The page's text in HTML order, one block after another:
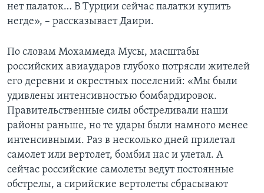
нет палаток… В Турции сейчас палатки купить
негде», – рассказывает Даири.
По словам Мохаммеда Мусы, масштабы
российских авиаударов глубоко потрясли жителей
его деревни и окрестных поселений: «Мы были
удивлены интенсивностью бомбардировок.
Правительственные силы обстреливали наши
районы раньше, но те удары были намного менее
интенсивными. Раз в несколько дней прилетал
самолет или вертолет, бомбил нас и улетал. А
сейчас российские самолеты ведут постоянные
обстрелы, а сирийские вертолеты сбрасывают